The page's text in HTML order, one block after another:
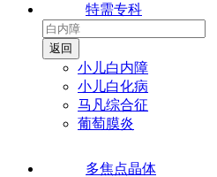
特需专科
小儿白内障
小儿白化病
马凡综合征
葡萄膜炎
多焦点晶体